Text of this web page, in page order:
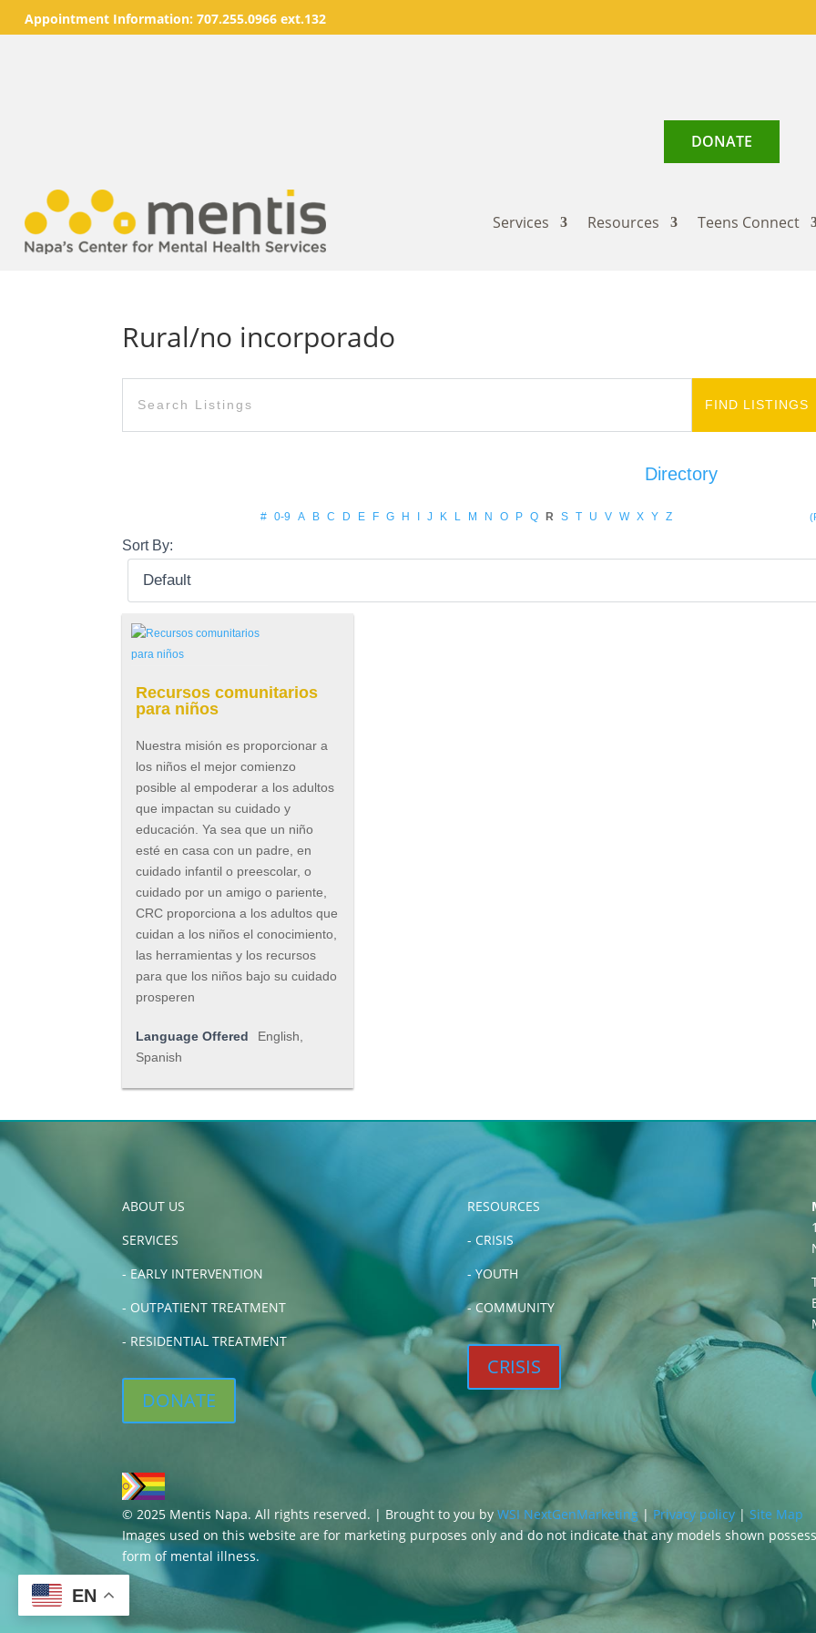
Appointment Information: 707.255.0966 ext.132
DONATE
Services Resources Teens Connect
Rural/no incorporado
Directory
# 0-9 A B C D E F G H I J K L M N O P Q R S T U V W X Y Z
Sort By:
Recursos comunitarios
para niños
Nuestra misión es proporcionar a
los niños el mejor comienzo
posible al empoderar a los adultos
que impactan su cuidado y
educación. Ya sea que un niño
esté en casa con un padre, en
cuidado infantil o preescolar, o
cuidado por un amigo o pariente,
CRC proporciona a los adultos que
cuidan a los niños el conocimiento,
las herramientas y los recursos
para que los niños bajo su cuidado
prosperen
Language Offered
English,
Spanish
ABOUT US
SERVICES
- EARLY INTERVENTION
- OUTPATIENT TREATMENT
- RESIDENTIAL TREATMENT
DONATE
RESOURCES
- CRISIS
- YOUTH
-COMMUNITY
CRISIS
© 2025 Mentis Napa. All rights reserved. | Brought to you byWSI NextGenMarketing| Privacy policy | Site Map
Images used on this website are for marketing purposes only and do not indicate that any models shown
form of mental illness.
EN